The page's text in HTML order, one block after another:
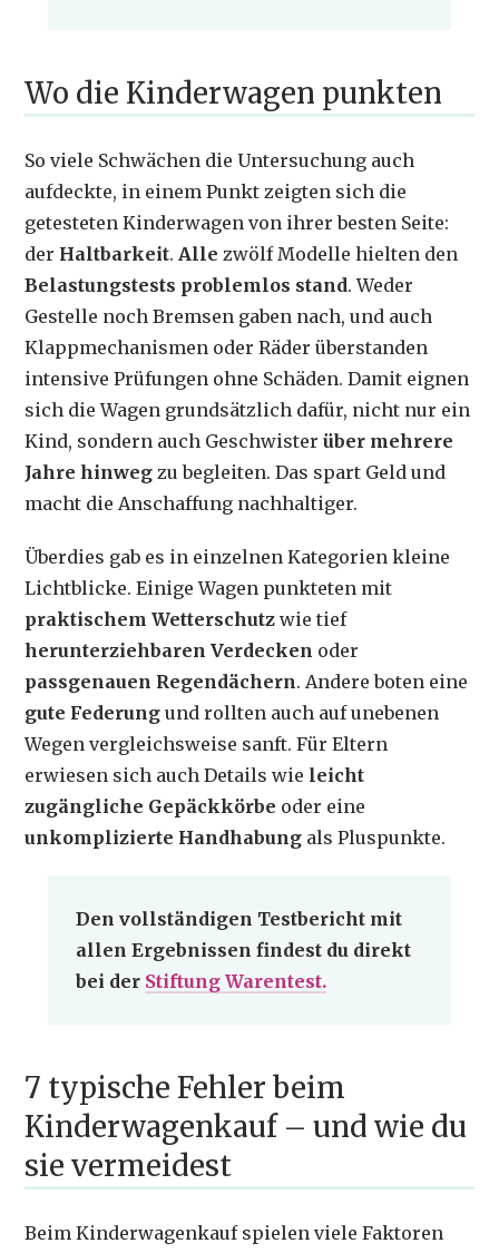
Wo die Kinderwagen punkten
So viele Schwächen die Untersuchung auch
aufdeckte, in einem Punkt zeigten sich die
getesteten Kinderwagen von ihrer besten Seite:
der Haltbarkeit.Allezwölf Modelle hielten den
Belastungstests problemlos stand. Weder
Gestelle noch Bremsen gaben nach, und auch
Klappmechanismen oder Räder überstanden
intensive Prüfungen ohne Schäden. Damit eignen
sich die Wagen grundsätzlich dafür, nicht nur ein
Kind, sondern auch Geschwister über mehrere
Jahre hinweg zu begleiten. Das spart Geld und
macht die Anschaffung nachhaltiger.
Überdies gab es in einzelnen Kategorien kleine
Lichtblicke. Einige Wagen punkteten mit
praktischem Wetterschutz wie tief
herunterziehbaren Verdecken oder
passgenauen Regendächern. Andere boten eine
gute Federung und rollten auch auf unebenen
Wegen vergleichsweise sanft. Für Eltern
erwiesen sich auch Details wie leicht
zugängliche Gepäckkörbe oder eine
unkomplizierte Handhabung als Pluspunkte.
Den vollständigen Testbericht mit
allen Ergebnissen findest du direkt
bei der Stiftung Warentest.
7 typische Fehler beim
Kinderwagenkauf – und wie du
sie vermeidest
Beim Kinderwagenkauf spielen viele Faktoren